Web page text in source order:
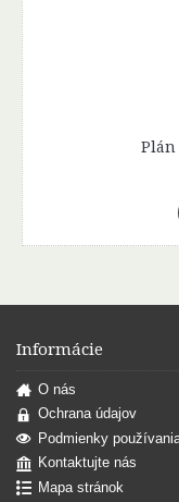
Plán
Informácie
O nás
Ochrana údajov
Podmienky
Kontaktujte nás
Mapa stránok